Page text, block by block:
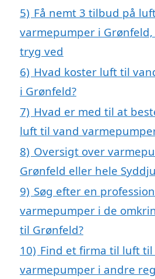
5) Få nemt 3 tilbud på
varmepumper i
tryg ved
6) Hvad koster luft til
i Grønfeld?
7) Hvad er med til at
luft til vand
8) Oversigt over
Grønfeld eller hele
9) Søg efter en
varmepumper i de
til Grønfeld?
10) Find et firma til luft til
varmepumper i andre